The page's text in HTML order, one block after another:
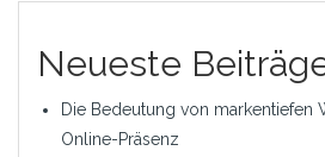
Neueste
Die Bedeutung von markentiefen
Online-Präsenz